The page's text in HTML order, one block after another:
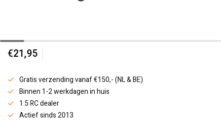
€21,95
Gratis verzending vanaf €150,- (NL & BE)
Binnen 1-2 werkdagen in huis
1:5 RC dealer
Actief sinds 2013